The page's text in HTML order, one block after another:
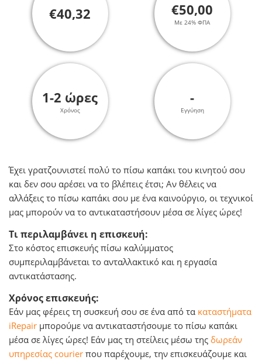
€40,32 €50,00
Με 24% ΦΠΑ
1-2 ώρες
Χρόνος
-
Εγγύηση
Έχει γρατζουνιστεί πολύ το πίσω καπάκι του κινητού σου
και δεν σου αρέσει να το βλέπεις έτσι; Αν θέλεις να
αλλάξεις τo πίσω καπάκι σου με ένα καινούργιο, οι τεχνικοί
μας μπορούν να το αντικαταστήσουν μέσα σε λίγες ώρες!
Τι περιλαμβάνει η επισκευή:
Στο κόστος επισκευής πίσω καλύμματος
συμπεριλαμβάνεται το ανταλλακτικό και η εργασία
αντικατάστασης.
Χρόνος επισκευής:
Εάν μας φέρεις τη συσκευή σου σε ένα από τα καταστήματα
iRepair μπορούμε να αντικαταστήσουμε το πίσω καπάκι
μέσα σε λίγες ώρες! Εάν μας τη στείλεις μέσω της δωρεάν
υπηρεσίας courier που παρέχουμε, την επισκευάζουμε και